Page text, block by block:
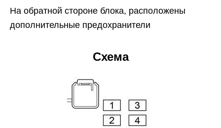
На обратной стороне блока, расположены
дополнительные предохранители
Схема